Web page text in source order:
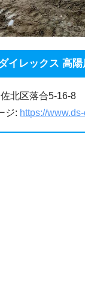
イレックス 高陽
北区落合5-16-8
ジ: https://